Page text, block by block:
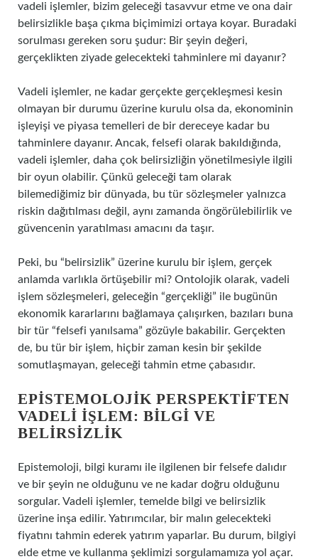
vadeli işlemler, bizim geleceği tasavvur etme ve ona dair
belirsizlikle başa çıkma biçimimizi ortaya koyar. Buradaki
sorulması gereken soru şudur: Bir şeyin değeri,
gerçeklikten ziyade gelecekteki tahminlere mi dayanır?
Vadeli işlemler, ne kadar gerçekte gerçekleşmesi kesin
olmayan bir durumu üzerine kurulu olsa da, ekonominin
işleyişi ve piyasa temelleri de bir dereceye kadar bu
tahminlere dayanır. Ancak, felsefi olarak bakıldığında,
vadeli işlemler, daha çok belirsizliğin yönetilmesiyle ilgili
bir oyun olabilir. Çünkü geleceği tam olarak
bilemediğimiz bir dünyada, bu tür sözleşmeler yalnızca
riskin dağıtılması değil, aynı zamanda öngörülebilirlik ve
güvencenin yaratılması amacını da taşır.
Peki, bu “belirsizlik” üzerine kurulu bir işlem, gerçek
anlamda varlıkla örtüşebilir mi? Ontolojik olarak, vadeli
işlem sözleşmeleri, geleceğin “gerçekliği” ile bugünün
ekonomik kararlarını bağlamaya çalışırken, bazıları buna
bir tür “felsefi yanılsama” gözüyle bakabilir. Gerçekten
de, bu tür bir işlem, hiçbir zaman kesin bir şekilde
somutlaşmayan, geleceği tahmin etme çabasıdır.
EPISTEMOLOJIK PERSPEKTIFTEN
VADELI İŞLEM: BILGI VE
BELIRSIZLIK
Epistemoloji, bilgi kuramı ile ilgilenen bir felsefe dalıdır
ve bir şeyin ne olduğunu ve ne kadar doğru olduğunu
sorgular. Vadeli işlemler, temelde bilgi ve belirsizlik
üzerine inşa edilir. Yatırımcılar, bir malın gelecekteki
fiyatını tahmin ederek yatırım yaparlar. Bu durum, bilgiyi
elde etme ve kullanma şeklimizi sorgulamamıza yol açar.